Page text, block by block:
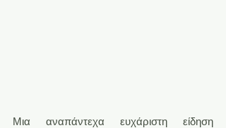
Mια αναπάντεχα ευχάριστη είδηση